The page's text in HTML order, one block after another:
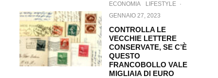
ECONOMIA LIFESTYLE ·
GENNAIO 27, 2023
CONTROLLA LE
VECCHIE LETTERE
CONSERVATE, SE C’È
QUESTO
FRANCOBOLLO VALE
MIGLIAIA DI EURO